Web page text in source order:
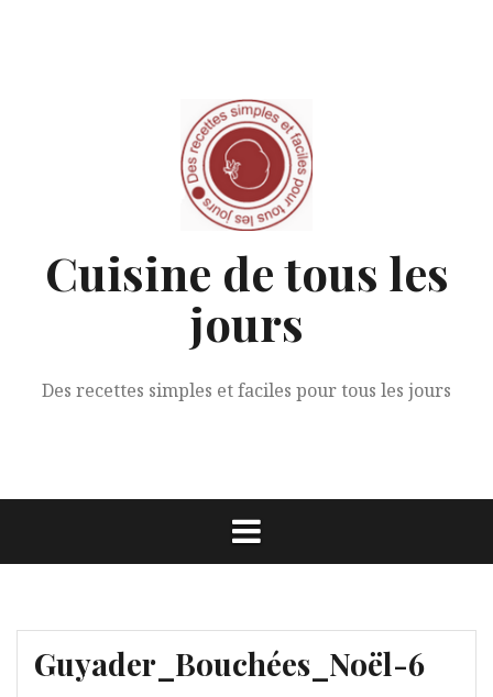
Cuisine de tous les
jours
Des recettes simples et faciles pour tous les jours
Guyader_Bouchées_Noël-6